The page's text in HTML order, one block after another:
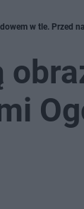
w tle. Przed